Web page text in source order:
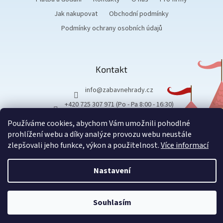
Používáme cookies, abychom Vám umožnili pohodlné
prohlížení webu a díky analýze provozu webu neustále
zlepšovali jeho funkce, výkon a použitelnost.Více informací
Nastavení
Souhlasím
Jak nakupovat
Obchodní podmínky
Podmínky ochrany osobních údajů
Kontakt
info@zabavnehrady.cz
+420 725 307 971 (Po - Pa 8:00 - 16:30)
Vytvořil Shoptet